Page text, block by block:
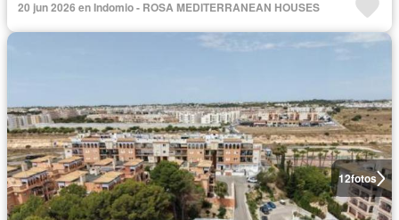
20 jun 2026 en Indomio - ROSA MEDITERRANEAN HOUSES
12fotos